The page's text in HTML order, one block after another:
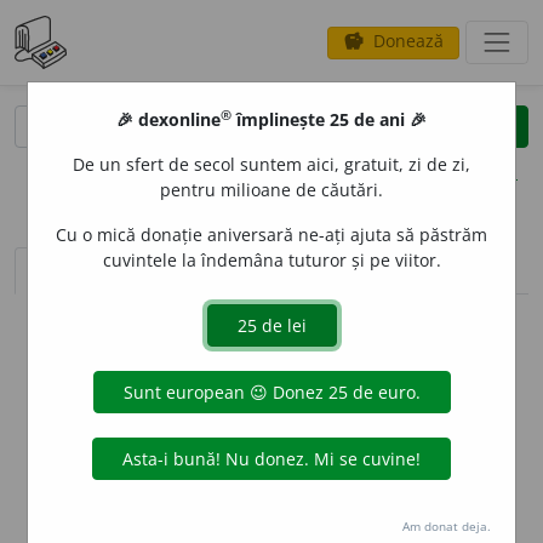
savings Donează
clear
opțiuni
sinteza definițiilor (1) definiții (3) declinări
info
Aceste definiții sunt compilate de
echipa dexonline. Definițiile
originale se află pe filadefiniții.
preferințe
🎉 dexonline® împlinește 25 de ani 🎉
De un sfert de secol suntem aici, gratuit, zi de zi,
pentru milioane de căutări.
Cu o mică donație aniversară ne-ați ajuta să păstrăm
cuvintele la îndemâna tuturor și pe viitor.
Am donat deja.